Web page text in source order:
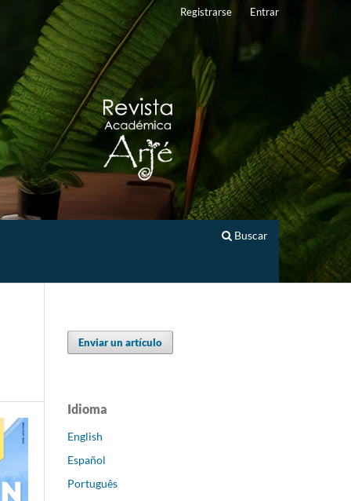
Buscar
Registrarse Entrar
Enviar un artículo
Idioma
English
Español
Português